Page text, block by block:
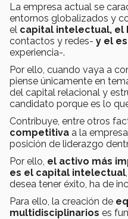
La empresa actual se
entornos globalizados y
el capital intelectual, el
contactos y redes- y el
experiencia-.
Por ello, cuando vaya a
piense únicamente en
del capital relacional y
candidato porque es lo
Contribuye, entre otros
competitiva a la
posición de liderazgo
Por ello, el activo más
es el capital intelectual
desea tener éxito, ha de
Para ello, la creación de
multidisciplinarios es